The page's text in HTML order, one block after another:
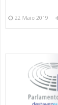
22 Maio 2019